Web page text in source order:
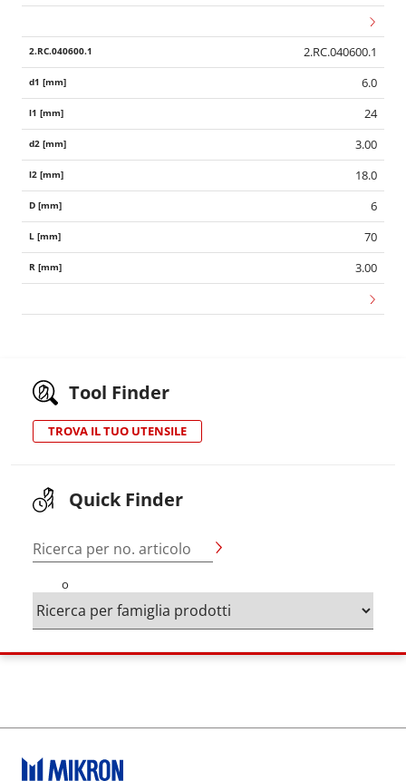
2.RC.040600.1
6.0
24
3.00
18.0
6
70
3.00
Tool Finder
TROVA IL TUO UTENSILE
Quick Finder
Ricerca per no. articolo
o